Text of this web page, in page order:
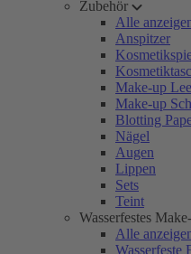
Zubehör
Alle
Anspitzer
Make-up
Make-up
Blotting
Nägel
Augen
Lippen
Sets
Teint
Wasserfestes
Alle
Wasserfeste